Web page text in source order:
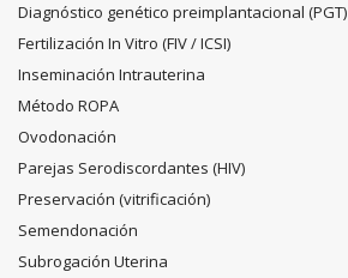
Diagnóstico genético preimplantacional (PGT)
Fertilización In Vitro (FIV / ICSI)
Inseminación Intrauterina
Método ROPA
Ovodonación
Parejas Serodiscordantes (HIV)
Preservación (vitrificación)
Semendonación
Subrogación Uterina